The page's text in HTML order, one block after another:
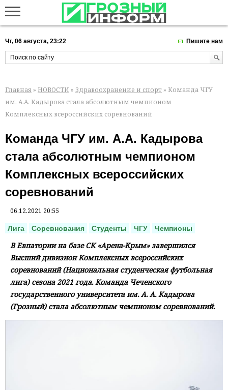
Чт, 06 августа, 23:22 Пишите нам
Главная » НОВОСТИ » Здравоохранение и спорт » Команда ЧГУ
им. А.А. Кадырова стала абсолютным чемпионом
Комплексных всероссийских соревнований
Команда ЧГУ им. А.А. Кадырова
стала абсолютным чемпионом
Комплексных всероссийских
соревнований
06.12.2021 20:55
Лига Соревнования Студенты ЧГУ Чемпионы
В Евпатории на базе СК «Арена-Крым» завершился
Высший дивизион Комплексных всероссийских
соревнований (Национальная студенческая футбольная
лига) сезона 2021 года. Команда Чеченского
государственного университета им. А. А. Кадырова
(Грозный) стала абсолютным чемпионом соревнований.